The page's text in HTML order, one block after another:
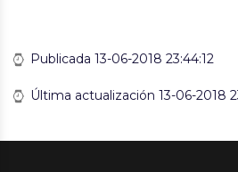
Publicada 13-06-2018 23:44:12
Última actualización 13-06-2018